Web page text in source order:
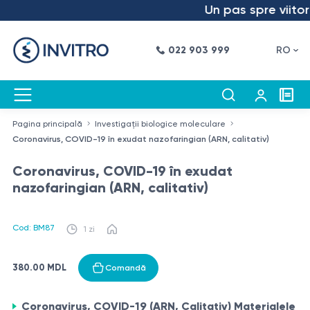
Un pas spre viitor
022 903 999 RO
Pagina principală
Investigații biologice moleculare
Coronavirus, COVID-19 în exudat nazofaringian (ARN, calitativ)
Coronavirus, COVID-19 în exudat
nazofaringian (ARN, calitativ)
Cod: BM87 1 zi
380.00 MDL Comandă
Coronavirus, COVID-19 (ARN, Calitativ) Materialele